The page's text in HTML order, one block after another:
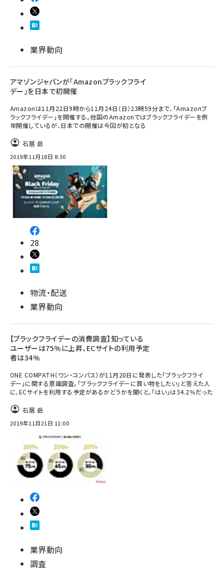
業界動向
アマゾンジャパンが「Amazonブラックフライ
デー」を日本で初開催
Amazonは11月22日9時から11月24日（日）23時59分まで、「Amazonブ
ラックフライデー」を開催する。他国のAmazonではブラックフライデーを例
年開催しているが、日本での開催は今回が初となる
石居 岳
2019年11月18日 8:30
28
物流・配送
業界動向
【ブラックフライデーの消費調査】知っている
ユーザーは75%に上昇、ECサイトの利用予定
者は34%
ONE COMPATH（ワン・コンパス）が11月20日に発表した「ブラックフライ
デー」に関する意識調査。「ブラックフライデーに買い物をしたい」と答えた人
に、ECサイトを利用する予定があるかどうかを聞くと、「はい」は34.2％だった
石居 岳
2019年11月21日 11:00
業界動向
調査